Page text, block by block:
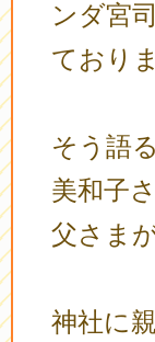
ンダ宮
ており
そう語
美和子
父さま
神社に